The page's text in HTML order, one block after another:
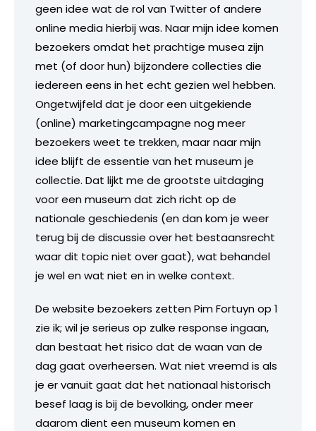
geen idee wat de rol van Twitter of andere
online media hierbij was. Naar mijn idee komen
bezoekers omdat het prachtige musea zijn
met (of door hun) bijzondere collecties die
iedereen eens in het echt gezien wel hebben.
Ongetwijfeld dat je door een uitgekiende
(online) marketingcampagne nog meer
bezoekers weet te trekken, maar naar mijn
idee blijft de essentie van het museum je
collectie. Dat lijkt me de grootste uitdaging
voor een museum dat zich richt op de
nationale geschiedenis (en dan kom je weer
terug bij de discussie over het bestaansrecht
waar dit topic niet over gaat), wat behandel
je wel en wat niet en in welke context.
De website bezoekers zetten Pim Fortuyn op 1
zie ik; wil je serieus op zulke response ingaan,
dan bestaat het risico dat de waan van de
dag gaat overheersen. Wat niet vreemd is als
je er vanuit gaat dat het nationaal historisch
besef laag is bij de bevolking, onder meer
daarom dient een museum komen en